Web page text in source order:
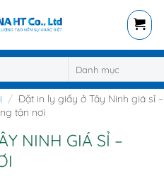
/ Đặt in ly giấy ở Tây Ninh giá sỉ –
tận nơi
NINH GIÁ SỈ –